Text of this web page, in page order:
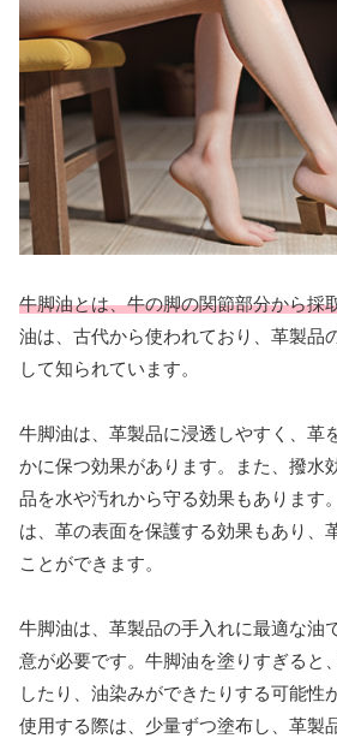
牛脚油とは、牛の脚の関節部分から採
油は、古代から使われており、革製品
して知られています。
牛脚油は、革製品に浸透しやすく、革
かに保つ効果があります。また、撥水
品を水や汚れから守る効果もあります
は、革の表面を保護する効果もあり、
ことができます。
牛脚油は、革製品の手入れに最適な油
意が必要です。牛脚油を塗りすぎると
したり、油染みができたりする可能性
使用する際は、少量ずつ塗布し、革製